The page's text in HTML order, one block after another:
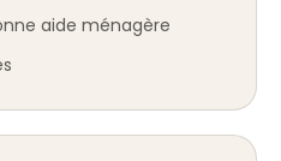
aide ménagère